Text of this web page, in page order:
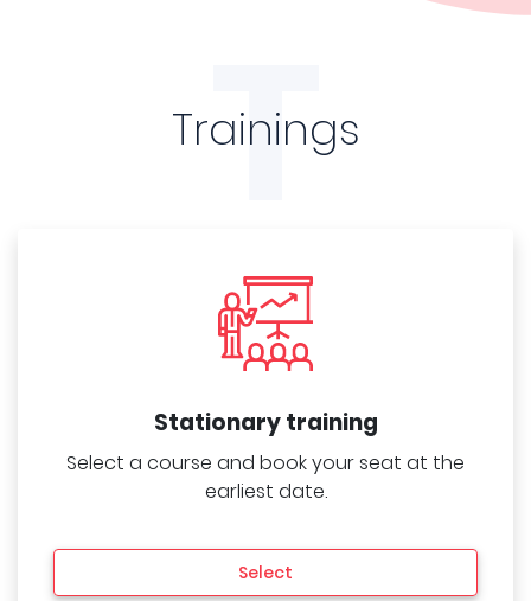
T
Trainings
Stationary training
Select a course and book your seat at the
earliest date.
Select